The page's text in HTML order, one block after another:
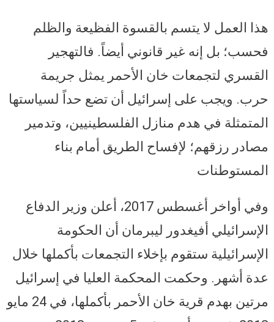
هذا العمل لا يتسم بالقسوة الفظيعة والظلم
فحسب؛ بل إنه غير قانوني أيضاً. فالتهجير
القسري لتجمعات خان الأحمر يمثل جريمة
حرب. ويجب على إسرائيل أن تضع حداً لسياستها
المتمثلة في هدم منازل الفلسطينيين، وتدمير
مصادر رزقهم؛ لإفساح الطريق أمام بناء
المستوطنات
وفي أواخر أغسطس 2017، أعلن وزير الدفاع
الإسرائيلي أفيغدور ليبرمان أن الحكومة
الإسرائيلية ستقوم بإخلاء التجمعات بأكملها خلال
عدة أشهر. وحكمت المحكمة العليا في إسرائيل
مرتين بهدم قرية خان الأحمر بأكملها، في 24 مايو